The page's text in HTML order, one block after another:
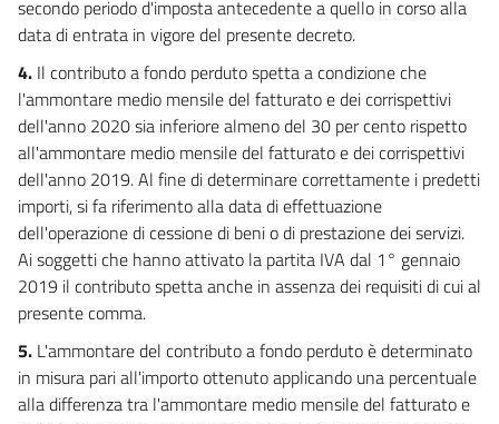
37
37 bis
37 ter
38
39
39 bis
39 ter
39 quater
40
40 bis
40 ter
40 quater
secondo periodo d'imposta antecedente a quello in corso alla
data di entrata in vigore del presente decreto.
4. Il contributo a fondo perduto spetta a condizione che
l'ammontare medio mensile del fatturato e dei corrispettivi
dell'anno 2020 sia inferiore almeno del 30 per cento rispetto
all'ammontare medio mensile del fatturato e dei corrispettivi
dell'anno 2019. Al fine di determinare correttamente i predetti
importi, si fa riferimento alla data di effettuazione
dell'operazione di cessione di beni o di prestazione dei servizi.
Ai soggetti che hanno attivato la partita IVA dal 1° gennaio
2019 il contributo spetta anche in assenza dei requisiti di cui al
presente comma.
5. L'ammontare del contributo a fondo perduto è determinato
in misura pari all'importo ottenuto applicando una percentuale
alla differenza tra l'ammontare medio mensile del fatturato e